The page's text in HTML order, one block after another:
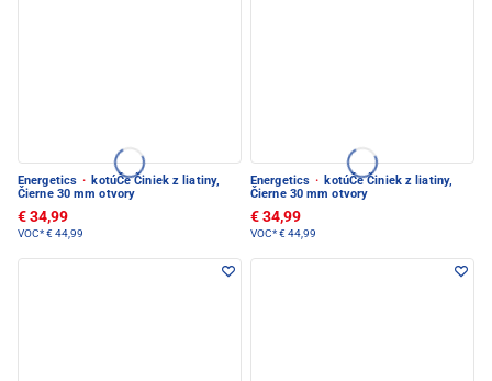
Energetics · kotúČe Činiek z liatiny,
Čierne 30 mm otvory
€ 34,99
VOC*€ 44,99
Energetics · kotúČe Činiek z liatiny,
Čierne 30 mm otvory
€ 34,99
VOC*€ 44,99